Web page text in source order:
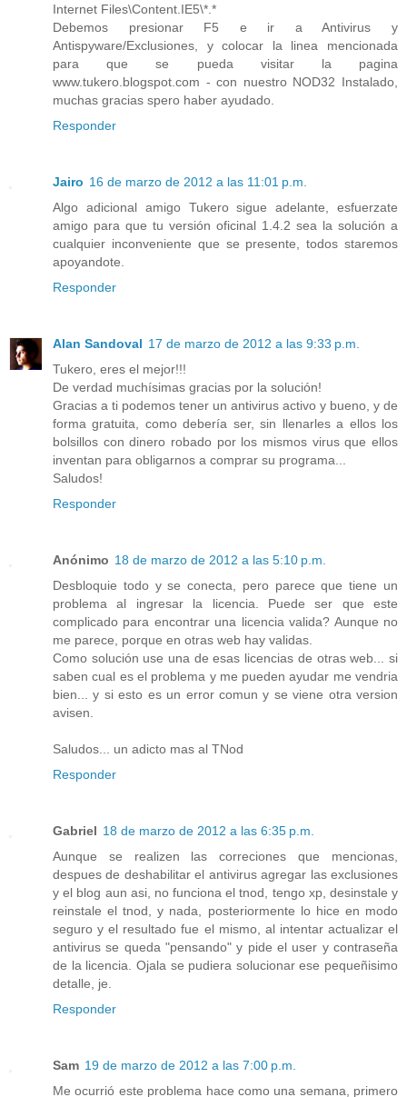
Internet Files\Content.IE5\*.*
Debemos presionar F5 e ir a Antivirus y
Antispyware/Exclusiones, y colocar la linea mencionada
para que se pueda visitar la pagina
www.tukero.blogspot.com - con nuestro NOD32 Instalado,
muchas gracias spero haber ayudado.
Responder
Jairo 16 de marzo de 2012 a las 11:01 p.m.
Algo adicional amigo Tukero sigue adelante, esfuerzate
amigo para que tu versión oficinal 1.4.2 sea la solución a
cualquier inconveniente que se presente, todos staremos
apoyandote.
Responder
Alan Sandoval 17 de marzo de 2012 a las 9:33 p.m.
Tukero, eres el mejor!!!
De verdad muchísimas gracias por la solución!
Gracias a ti podemos tener un antivirus activo y bueno, y de
forma gratuita, como debería ser, sin llenarles a ellos los
bolsillos con dinero robado por los mismos virus que ellos
inventan para obligarnos a comprar su programa...
Saludos!
Responder
Anónimo 18 de marzo de 2012 a las 5:10 p.m.
Desbloquie todo y se conecta, pero parece que tiene un
problema al ingresar la licencia. Puede ser que este
complicado para encontrar una licencia valida? Aunque no
me parece, porque en otras web hay validas.
Como solución use una de esas licencias de otras web... si
saben cual es el problema y me pueden ayudar me vendria
bien... y si esto es un error comun y se viene otra version
avisen.
Saludos... un adicto mas al TNod
Responder
Gabriel 18 de marzo de 2012 a las 6:35 p.m.
Aunque se realizen las correciones que mencionas,
despues de deshabilitar el antivirus agregar las exclusiones
y el blog aun asi, no funciona el tnod, tengo xp, desinstale y
reinstale el tnod, y nada, posteriormente lo hice en modo
seguro y el resultado fue el mismo, al intentar actualizar el
antivirus se queda "pensando" y pide el user y contraseña
de la licencia. Ojala se pudiera solucionar ese pequeñisimo
detalle, je.
Responder
Sam 19 de marzo de 2012 a las 7:00 p.m.
Me ocurrió este problema hace como una semana, primero